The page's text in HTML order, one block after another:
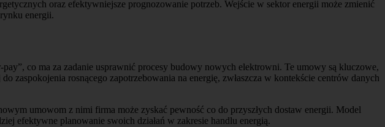
oraz efektywniejsze prognozowanie potrzeb. Wejście w sektor energii może zmienić
energii.
co ma za zadanie usprawnić procesy budowy nowych elektrowni. Te umowy są kluczowe,
rosnącego zapotrzebowania na energię, zwłaszcza w kontekście centrów danych
umowom z nimi firma może zyskać pewność co do przyszłych dostaw energii. Model
efektywne planowanie swoich działań w zakresie handlu energią.